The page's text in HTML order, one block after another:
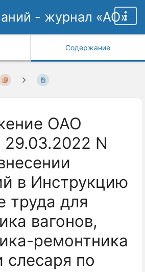
- журнал «АО»
Содержание
ОАО
N
в Инструкцию
труда для
вагонов,
ремонтника
слесаря по